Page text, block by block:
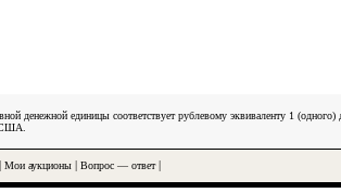
денежной единицы соответствует рублевому эквиваленту 1
США.
Мои аукционы Вопрос — ответ|